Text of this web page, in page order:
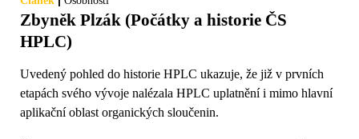
Zbyněk Plzák (Počátky a historie ČS
HPLC)
Uvedený pohled do historie HPLC ukazuje, že již v prvních
etapách svého vývoje nalézala HPLC uplatnění i mimo hlavní
aplikační oblast organických sloučenin.